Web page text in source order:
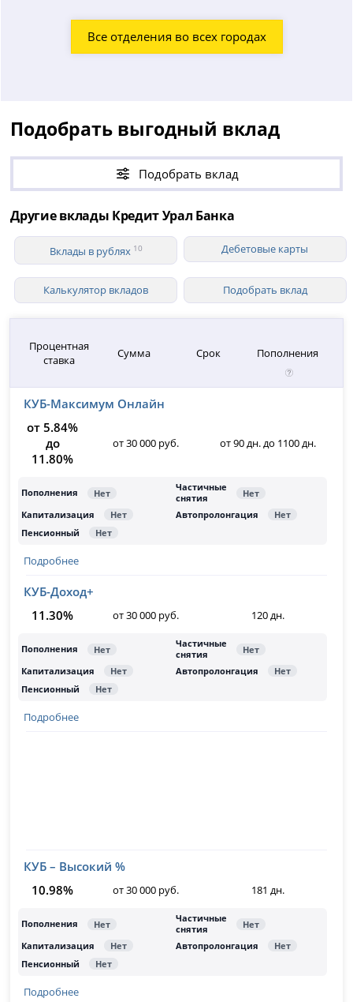
Все отделения во всех городах
Подобрать выгодный вклад
Подобрать вклад
Другие вклады Кредит Урал Банка
Вклады в рублях 10 Дебетовые карты
Калькулятор вкладов Подобрать вклад
Процентная
ставка
Сумма Срок Пополнения
КУБ-Максимум Онлайн
от 5.84%
до
11.80%
от 30 000 руб. от 90 дн. до 1100 дн.
Подробнее
КУБ-Доход+
11.30%
от 30 000 руб. 120 дн.
Подробнее
КУБ – Высокий %
10.98%
от 30 000 руб. 181 дн.
Подробнее